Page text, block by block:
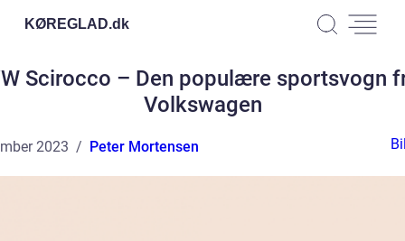
KØREGLAD.dk
Scirocco – Den populære sportsvogn
Volkswagen
2023 Peter Mortensen